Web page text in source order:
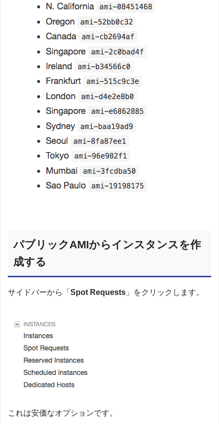
パブリックAMIからインスタンスを作
成する
サイドバーから「 Spot Requests 」をクリックします。
これは安価なオプションです。